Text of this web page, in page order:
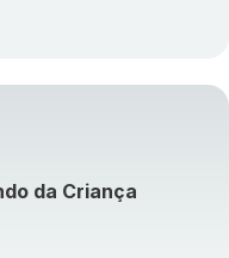
da Criança